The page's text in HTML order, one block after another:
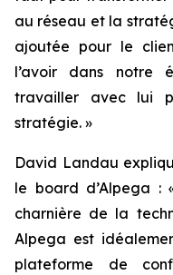
au réseau et la
ajoutée pour le
l’avoir dans notre
travailler avec lui
stratégie. »
David Landau
le board d’Alpega :
charnière de la
Alpega est
plateforme de